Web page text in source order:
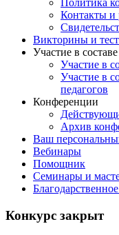
Политика
Контакты и
Викторины и
Участие в
Участие в
Участие в
педагогов
Конференции
Архив
Ваш
Вебинары
Помощник
Семинары и
Конкурс закрыт